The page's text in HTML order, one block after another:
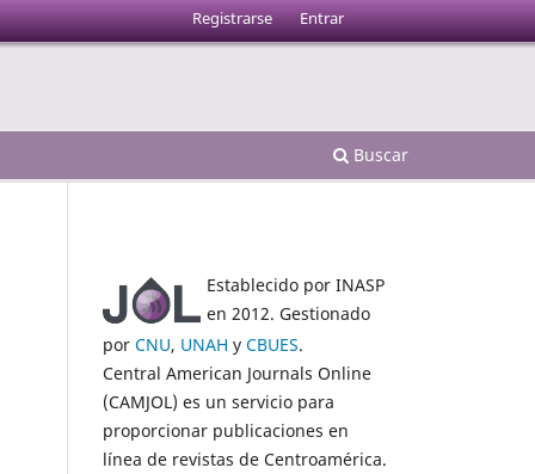
Buscar
Registrarse Entrar
Establecido por INASP
en 2012. Gestionado
por CNU, UNAH y CBUES.
Central American Journals Online
(CAMJOL) es un servicio para
proporcionar publicaciones en
línea de revistas de Centroamérica.